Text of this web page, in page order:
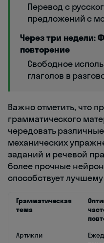
Перевод с
предложений с
Через три недели:
повторение
Свободное
глаголов в
Важно отметить, что
грамматического
чередовать
механических
заданий и речевой
более прочные
способствует
Грамматическая
тема
Артикли